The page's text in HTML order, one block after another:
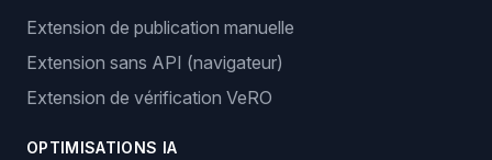
Extension de publication manuelle
Extension sans API (navigateur)
Extension de vérification VeRO
OPTIMISATIONS IA